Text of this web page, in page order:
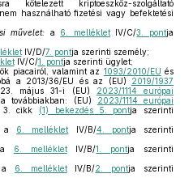
kötelezett kriptoeszköz-szolgáltató
használható fizetési vagy befektetési
művelet:a 6. mellékletIV/C/3. pontja
IV/D/7. pontja szerinti személy;
IV/C/1. pontja szerinti ügylet;
piacairól, valamint az 1093/2010/EU és
a 2013/36/EU és az (EU) 2019/1937
május 31-i (EU) 2023/1114 európai
továbbiakban: (EU) 2023/1114 európai
cikk (1) bekezdés 5. pontja szerinti
6. melléklet IV/B/4. pontja szerinti
a 6. mellékletIV/B/1. pontja szerinti
6. mellékletIV/B/2. pontja szerinti